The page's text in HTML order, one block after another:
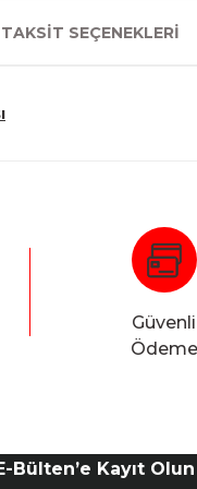
TAKSIT SEÇENEKLERI
Güvenli
Ödeme
Bülten’e Kayıt Olun